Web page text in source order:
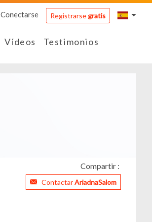
Conectarse Registrarsegratis
Vídeos Testimonios
Compartir :
ContactarAriadnaSalom